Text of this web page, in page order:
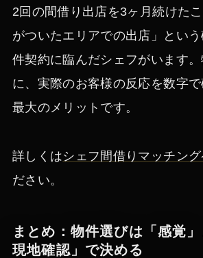
2回の間借り出店を3ヶ月続けた
がついたエリアでの出店」とい
件契約に臨んだシェフがいます
に、実際のお客様の反応を数字
最大のメリットです。
詳しくはシェフ間借りマッチン
ださい。
まとめ：物件選びは「感覚
現地確認」で決める